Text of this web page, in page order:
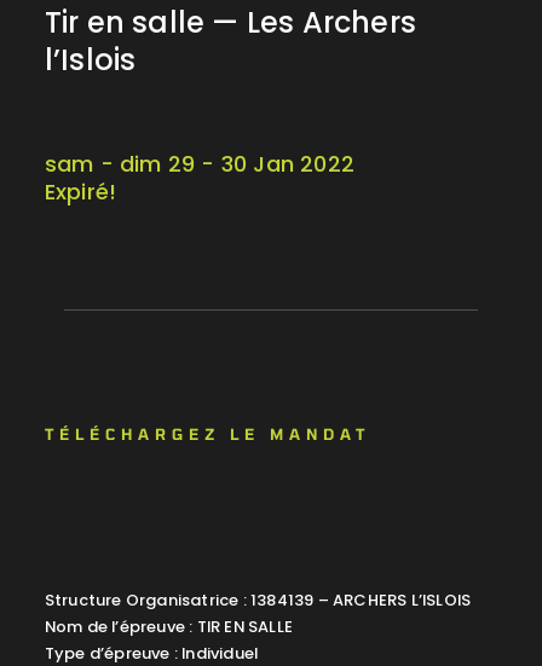
sam - dim 29 - 30 Jan 2022
Expiré!
Tir en salle — Les Archers
l’Islois
TÉLÉCHARGEZ LE MANDAT
Structure Organisatrice : 1384139 – ARCHERS L’ISLOIS
Nom de l’épreuve : TIR EN SALLE
Type d’épreuve : Individuel